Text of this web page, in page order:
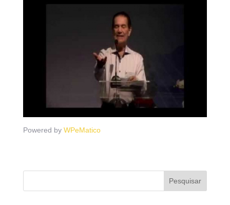
Powered by WPeMatico